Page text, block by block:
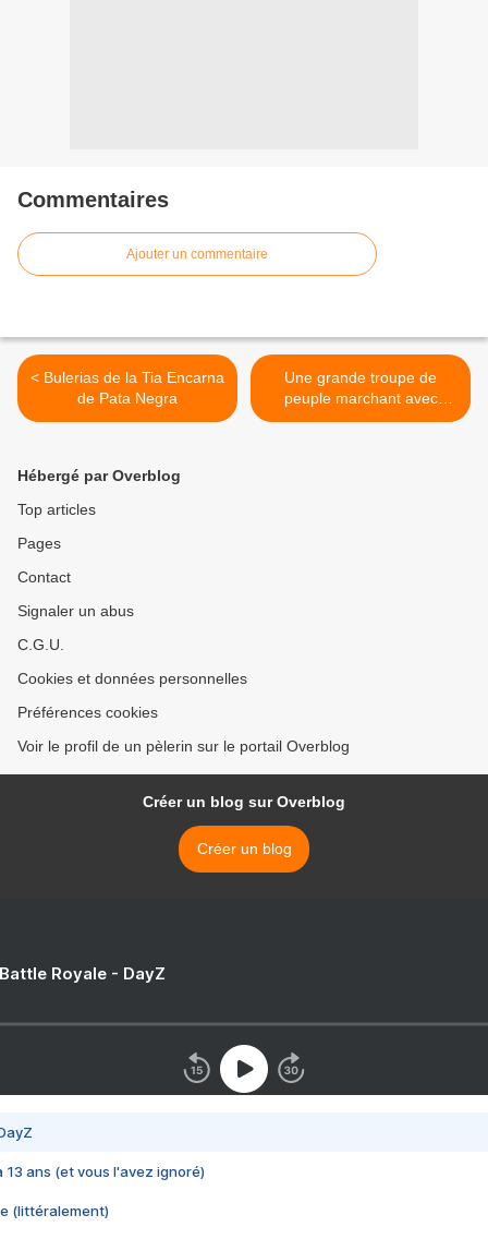
Commentaires
Ajouter un commentaire
< Bulerias de la Tia Encarna
de Pata Negra
Une grande troupe de
peuple marchant avec
Jésus, il se retourna vers
Hébergé par Overblog
Top articles
Pages
Contact
Signaler un abus
C.G.U.
Cookies et données personnelles
Préférences cookies
Voir le profil de un pèlerin sur le portail Overblog
Créer un blog sur Overblog
Créer un blog
Royale - DayZ
13 ans (et vous l'avez ignoré)
(littéralement)